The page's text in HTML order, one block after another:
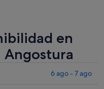
en
Angostura
6 ago - 7 ago